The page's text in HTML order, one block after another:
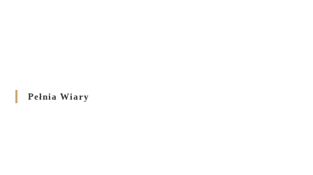
Pełnia Wiary